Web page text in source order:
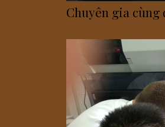
Chuyên gia cùng